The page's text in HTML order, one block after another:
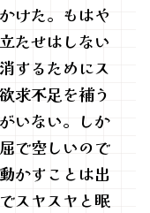
けた。もはや
たせはしない
するためにス
求不足を補う
いない。しか
で空しいので
かすことは出
スヤスヤと眠